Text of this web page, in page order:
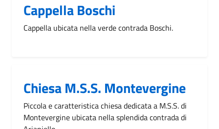
Cappella Boschi
Cappella ubicata nella verde contrada Boschi.
Chiesa M.S.S. Montevergine
Piccola e caratteristica chiesa dedicata a M.S.S. di
Montevergine ubicata nella splendida contrada di